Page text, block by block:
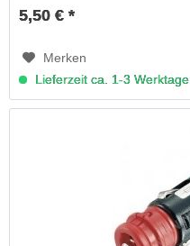
5,50 € *
Merken
Lieferzeit ca. 1-3 Werktage